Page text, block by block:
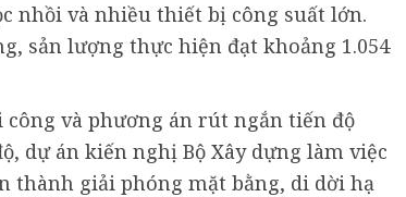
nhồi và nhiều thiết bị công suất lớn.
sản lượng thực hiện đạt khoảng 1.054
và phương án rút ngắn tiến độ
dự án kiến nghị Bộ Xây dựng làm việc
thành giải phóng mặt bằng, di dời hạ